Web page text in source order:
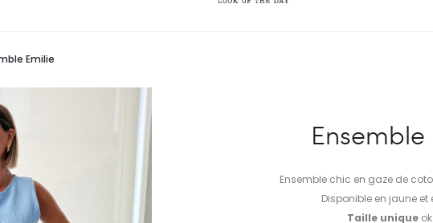
Emilie
Ensemble
Ensemble chic en gaze de
Disponible en jaune et
Taille uniqueok